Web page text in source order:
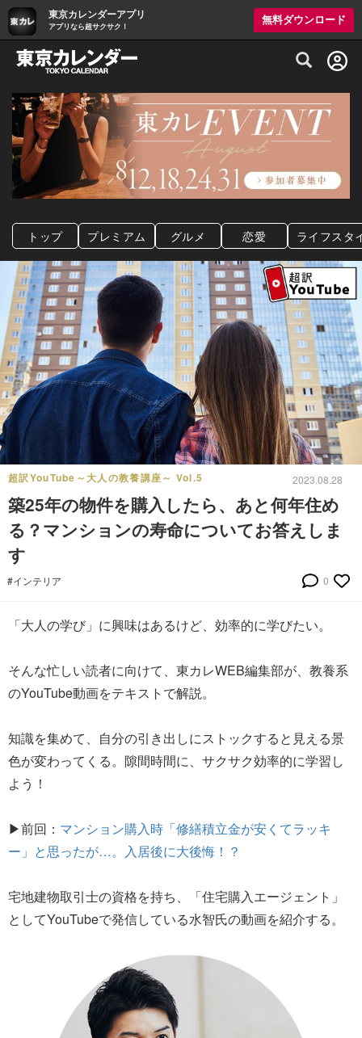
東京カレンダーアプリ
アプリなら超サクサク！
無料ダウンロード
グルメ情報・プレミアムレストラン予約
トップ プレミアム グルメ 恋愛 ライフスタ
超訳YouTube～大人の教養講座～ Vol.5 2023.08.28
築25年の物件を購入したら、あと何年住め
る？マンションの寿命についてお答えしま
す
#インテリア 0
「大人の学び」に興味はあるけど、効率的に学びたい。
そんな忙しい読者に向けて、東カレWEB編集部が、教養系
のYouTube動画をテキストで解説。
知識を集めて、自分の引き出しにストックすると見える景
色が変わってくる。隙間時間に、サクサク効率的に学習し
よう！
▶前回： マンション購入時「修繕積立金が安くてラッキ
ー」と思ったが…。入居後に大後悔！？
宅地建物取引士の資格を持ち、「住宅購入エージェント」
としてYouTubeで発信している水智氏の動画を紹介する。